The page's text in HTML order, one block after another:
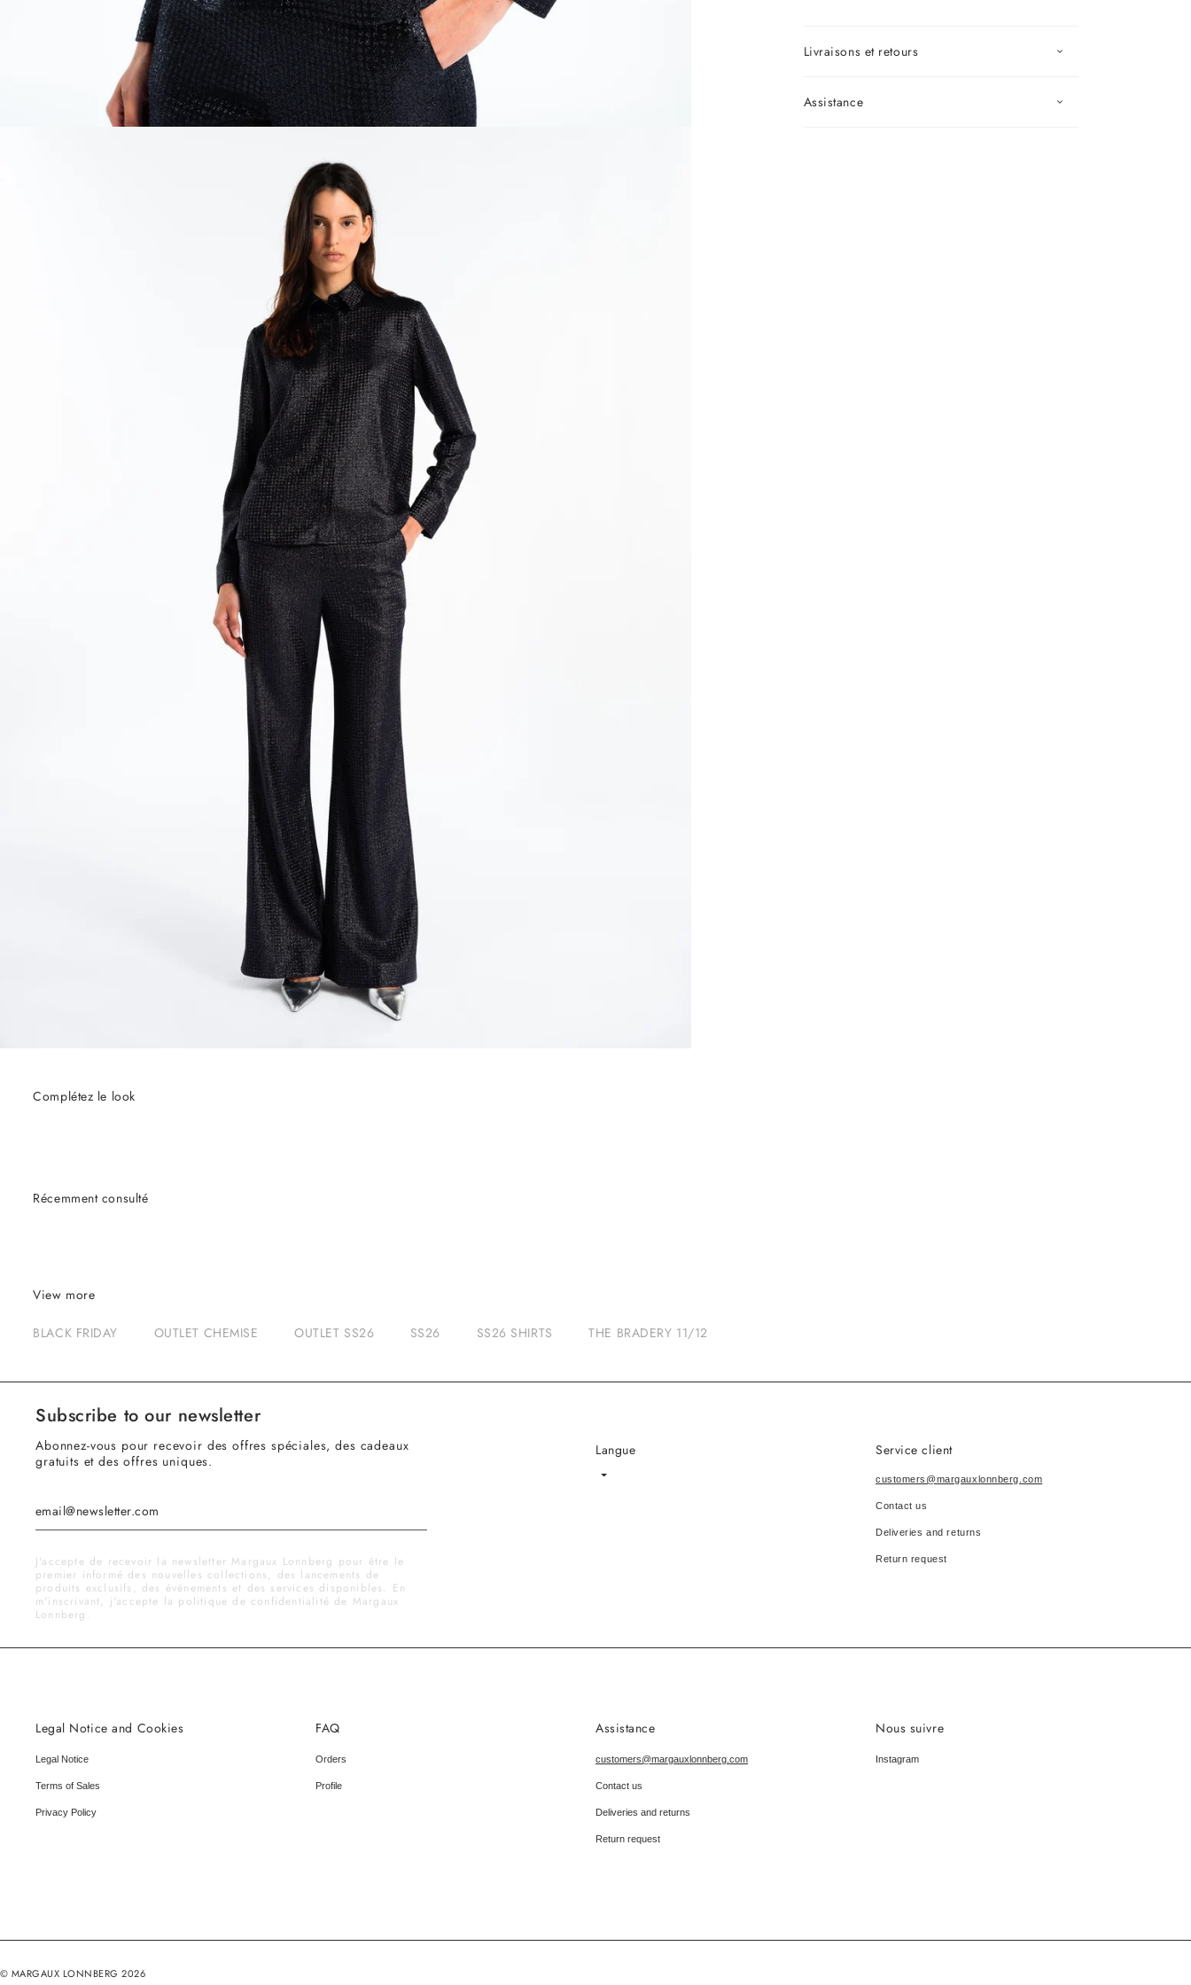
Livraisons et retours
Assistance
Complétez le look
Récemment consulté
View more
BLACK FRIDAY OUTLET CHEMISE OUTLET SS26 SS26 SS26 SHIRTS THE BRADERY 11/12
Subscribe to our newsletter
Abonnez-vous pour recevoir des offres spéciales, des cadeaux
gratuits et des offres uniques.
J'accepte de recevoir la newsletter Margaux Lonnberg pour être le
premier informé des nouvelles collections, des lancements de
produits exclusifs, des événements et des services disponibles. En
m'inscrivant, j'accepte la politique de confidentialité de Margaux
Lonnberg.
Langue
Language
Service client
customers@margauxlonnberg.com
Contact us
Deliveries and returns
Return request
Legal Notice and Cookies
Legal Notice
Terms of Sales
Privacy Policy
FAQ
Orders
Profile
Assistance
customers@margauxlonnberg.com
Contact us
Deliveries and returns
Return request
Nous suivre
Instagram
© MARGAUX LONNBERG 2026